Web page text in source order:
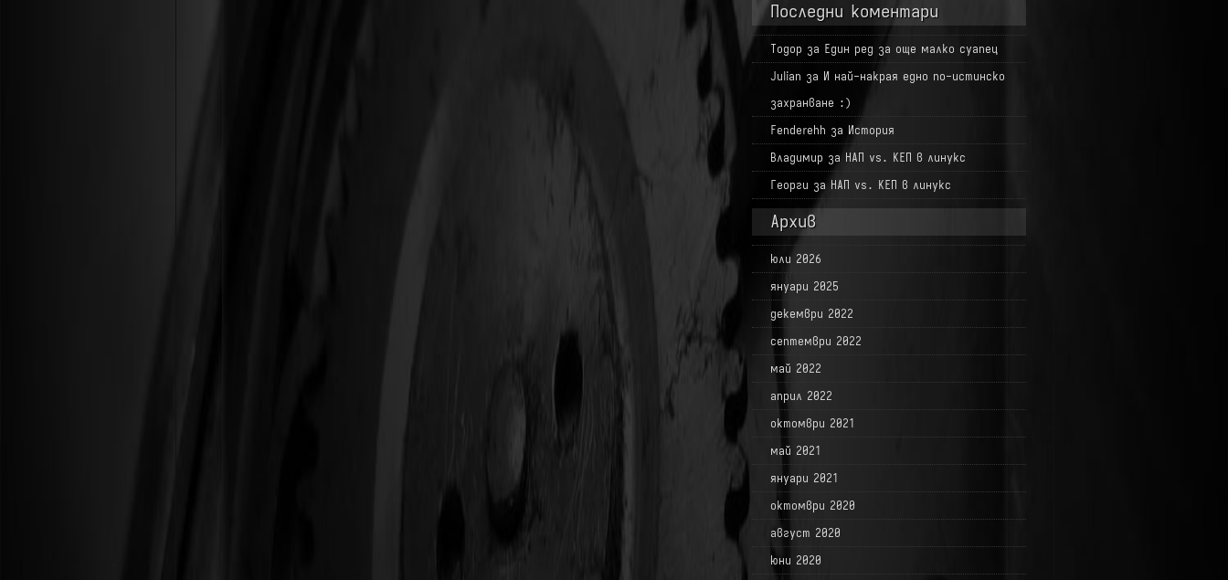
Последни коментари
Тодор за Един ред за още малко суапец
Julian за И най-накрая едно по-истинско
захранване :)
Fenderehh за История
Владимир за НАП vs. КЕП в линукс
Георги за НАП vs. КЕП в линукс
Архив
юли 2026
януари 2025
декември 2022
септември 2022
май 2022
април 2022
октомври 2021
май 2021
януари 2021
октомври 2020
август 2020
юни 2020